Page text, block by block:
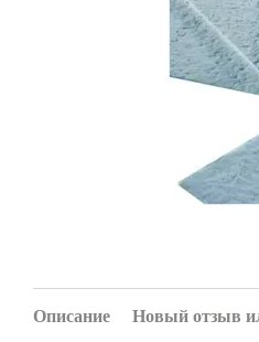
Описание Новый отзыв